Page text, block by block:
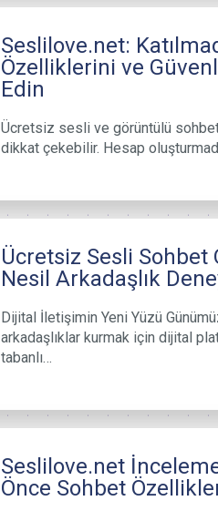
Seslilove.net:
Özelliklerini ve
Edin
Ücretsiz sesli ve görüntülü
dikkat çekebilir. Hesap
Ücretsiz Sesli Sohbet
Nesil Arkadaşlık
Dijital İletişimin Yeni Yüzü
arkadaşlıklar kurmak için dijital
tabanlı…
Seslilove.net
Önce Sohbet